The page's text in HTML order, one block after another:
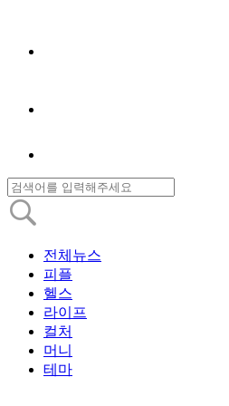
전체뉴스
피플
헬스
라이프
컬처
머니
테마